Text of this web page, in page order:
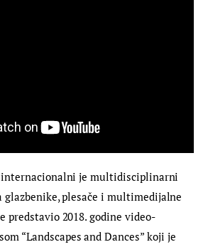
internacionalni je multidisciplinarni
plesače i multimedijalne
predstavio 2018. godine video-
“Landscapes and Dances” koji je